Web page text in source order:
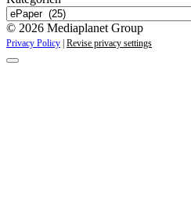
© 2026 Mediaplanet Group
Privacy Policy Revise privacy settings